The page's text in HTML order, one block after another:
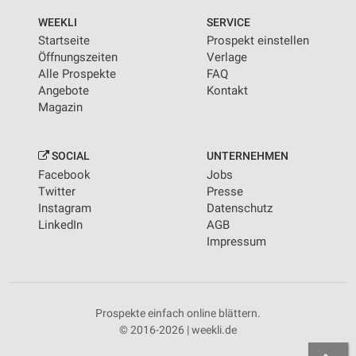
WEEKLI
Startseite
Öffnungszeiten
Alle Prospekte
Angebote
Magazin
SERVICE
Prospekt einstellen
Verlage
FAQ
Kontakt
SOCIAL
Facebook
Twitter
Instagram
LinkedIn
UNTERNEHMEN
Jobs
Presse
Datenschutz
AGB
Impressum
Prospekte einfach online blättern.
© 2016-2026 | weekli.de
Notwendig
Performance
Werbung